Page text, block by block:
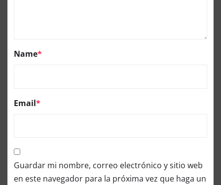
Name*
Email*
Guardar mi nombre, correo electrónico y sitio web
en este navegador para la próxima vez que haga un